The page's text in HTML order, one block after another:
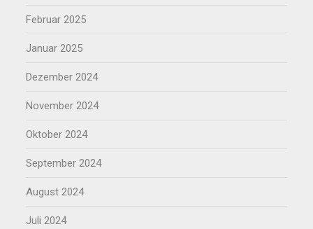
Februar 2025
Januar 2025
Dezember 2024
November 2024
Oktober 2024
September 2024
August 2024
Juli 2024